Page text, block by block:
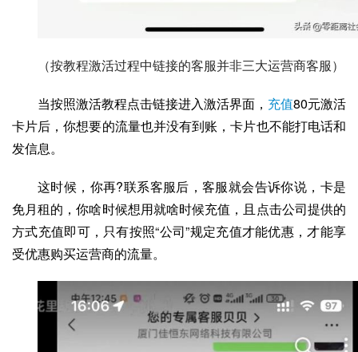
（按教程激活过程中链接的客服并非三大运营商客服）
当按照激活教程点击链接进入激活界面， 充值80元激活
卡片后，你想要的流量也并没有到账，卡片也不能打电话和
发信息。
这时候，你再?联系客服后，客服就会告诉你说，卡是
免月租的，你啥时候想用就啥时候充值，且点击公司提供的
方式充值即可，只有按照“公司”规定充值才能优惠，才能享
受优惠购买运营商的流量。